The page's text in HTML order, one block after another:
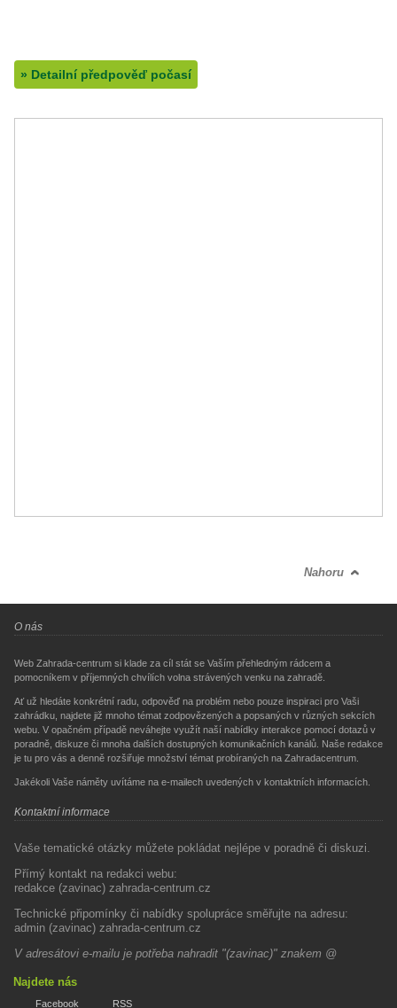
» Detailní předpověď počasí
Nahoru
O nás
Web Zahrada-centrum si klade za cíl stát se Vaším přehledným rádcem a
pomocníkem v příjemných chvílích volna strávených venku na zahradě.
Ať už hledáte konkrétní radu, odpověď na problém nebo pouze inspiraci pro Vaši
zahrádku, najdete již mnoho témat zodpovězených a popsaných v různých sekcích
webu. V opačném případě neváhejte využít naší nabídky interakce pomocí dotazů v
poradně, diskuze či mnoha dalších dostupných komunikačních kanálů. Naše redakce
je tu pro vás a denně rozšiřuje množství témat probíraných na Zahradacentrum.
Jakékoli Vaše náměty uvítáme na e-mailech uvedených v kontaktních informacích.
Kontaktní informace
Vaše tematické otázky můžete pokládat nejlépe v poradně či diskuzi.
Přímý kontakt na redakci webu:
redakce (zavinac) zahrada-centrum.cz
Technické připomínky či nabídky spolupráce směřujte na adresu:
admin (zavinac) zahrada-centrum.cz
V adresátovi e-mailu je potřeba nahradit "(zavinac)" znakem @
Najdete nás
Facebook RSS